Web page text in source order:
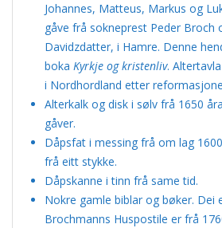
Johannes, Matteus, Markus og
gåve frå sokneprest Peder Broch
Davidzdatter, i Hamre. Denne
boka Kyrkje og kristenliv.
i Nordhordland etter
Alterkalk og disk i sølv frå 1650
gåver.
Dåpsfat i messing frå om lag
frå eitt stykke.
Dåpskanne i tinn frå same tid.
Nokre gamle biblar og bøker. Dei
Brochmanns Huspostile er frå